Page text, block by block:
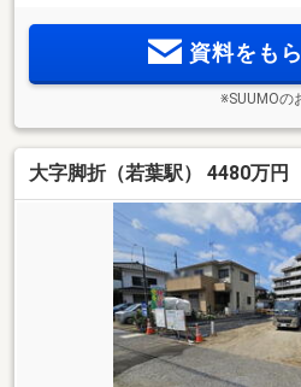
資料をも
※SUUMOの
大字脚折（若葉駅） 4480万円